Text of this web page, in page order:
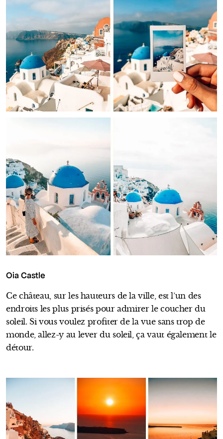
Oia Castle
Ce château, sur les hauteurs de la ville, est l’un des
endroits les plus prisés pour admirer le coucher du
soleil. Si vous voulez profiter de la vue sans trop de
monde, allez-y au lever du soleil, ça vaut également le
détour.